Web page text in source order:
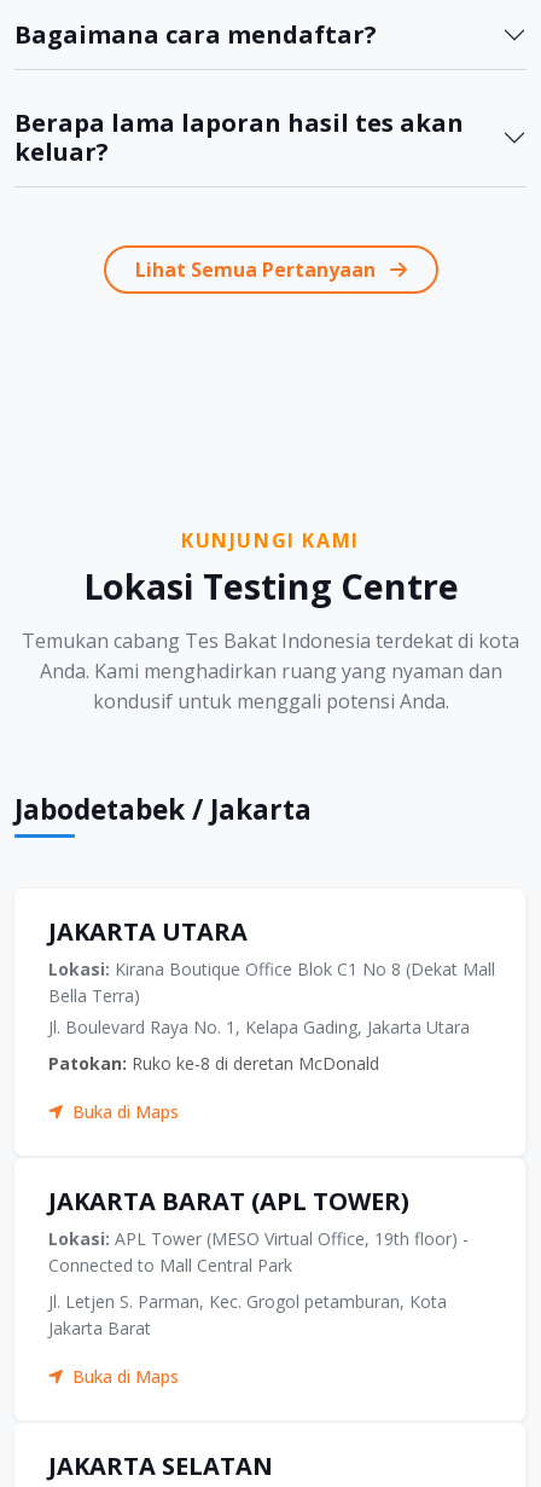
Bagaimana cara mendaftar?
Berapa lama laporan hasil tes akan
keluar?
Lihat Semua Pertanyaan
KUNJUNGI KAMI
Lokasi Testing Centre
Temukan cabang Tes Bakat Indonesia terdekat di kota
Anda. Kami menghadirkan ruang yang nyaman dan
kondusif untuk menggali potensi Anda.
Jabodetabek / Jakarta
JAKARTA UTARA
Lokasi: Kirana Boutique Office Blok C1 No 8 (Dekat Mall
Bella Terra)
Jl. Boulevard Raya No. 1, Kelapa Gading, Jakarta Utara
Patokan: Ruko ke-8 di deretan McDonald
Buka di Maps
JAKARTA BARAT (APL TOWER)
Lokasi: APL Tower (MESO Virtual Office, 19th floor) -
Connected to Mall Central Park
Jl. Letjen S. Parman, Kec. Grogol petamburan, Kota
Jakarta Barat
Buka di Maps
JAKARTA SELATAN